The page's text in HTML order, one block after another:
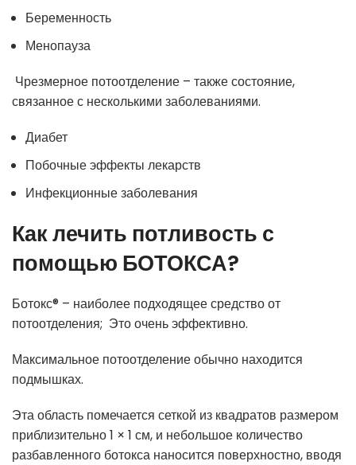
Беременность
Менопауза
Чрезмерное потоотделение – также состояние,
связанное с несколькими заболеваниями.
Диабет
Побочные эффекты лекарств
Инфекционные заболевания
Как лечить потливость с
помощью БОТОКСА?
Ботокс® – наиболее подходящее средство от
потоотделения; Это очень эффективно.
Максимальное потоотделение обычно находится
подмышках.
Эта область помечается сеткой из квадратов размером
приблизительно 1 × 1 см, и небольшое количество
разбавленного ботокса наносится поверхностно, вводя